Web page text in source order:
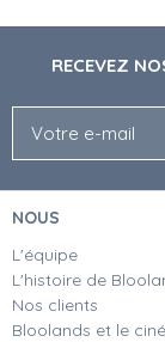
RECEVEZ
NOUS
L'équipe
L'histoire de
Nos clients
Bloolands et le